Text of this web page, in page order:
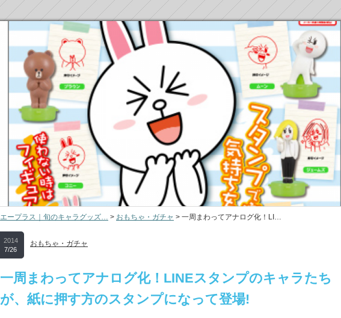
エープラス｜旬のキャラグッズ… > おもちゃ・ガチャ > 一周まわってアナログ化！LI…
2014
7/26
おもちゃ・ガチャ
一周まわってアナログ化！LINEスタンプのキャラたち
が、紙に押す方のスタンプになって登場!